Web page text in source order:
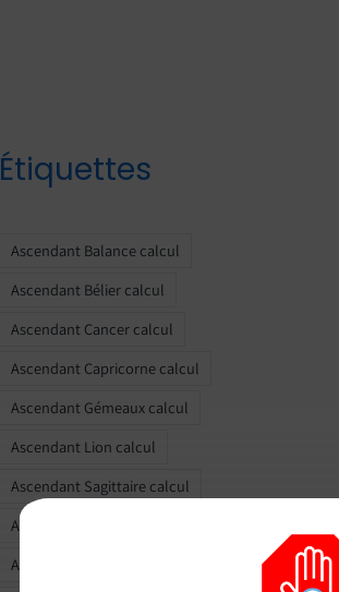
Étiquettes
Ascendant Balance calcul
Ascendant Bélier calcul
Ascendant Cancer calcul
Ascendant Capricorne calcul
Ascendant Gémeaux calcul
Ascendant Lion calcul
Ascendant Sagittaire calcul
Ascendant Scorpion calcul
Ascendant Taureau calcul